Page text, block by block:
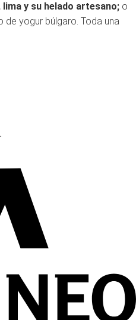
y su helado artesano; o
de yogur búlgaro. Toda una